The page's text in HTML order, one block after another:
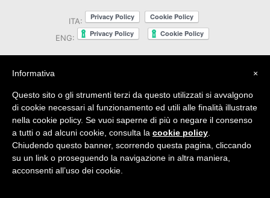
ITA:
ENG:
×
Informativa
Questo sito o gli strumenti terzi da questo utilizzati si avvalgono
di cookie necessari al funzionamento ed utili alle finalità illustrate
nella cookie policy. Se vuoi saperne di più o negare il consenso
a tutti o ad alcuni cookie, consulta la cookie policy
Chiudendo questo banner, scorrendo questa pagina, cliccando
su un link o proseguendo la navigazione in altra maniera,
acconsenti all’uso dei cookie.